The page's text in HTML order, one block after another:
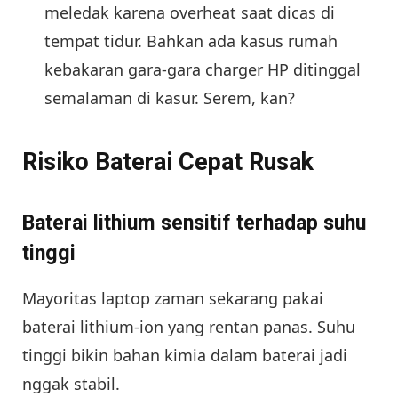
meledak karena overheat saat dicas di
tempat tidur. Bahkan ada kasus rumah
kebakaran gara-gara charger HP ditinggal
semalaman di kasur. Serem, kan?
Risiko Baterai Cepat Rusak
Baterai lithium sensitif terhadap suhu
tinggi
Mayoritas laptop zaman sekarang pakai
baterai lithium-ion yang rentan panas. Suhu
tinggi bikin bahan kimia dalam baterai jadi
nggak stabil.